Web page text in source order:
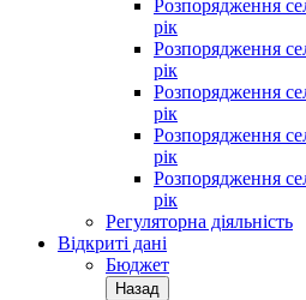
Розпорядження
рік
Розпорядження
рік
Розпорядження
рік
Розпорядження
рік
Розпорядження
рік
Регуляторна діяльність
Відкриті дані
Бюджет
Назад